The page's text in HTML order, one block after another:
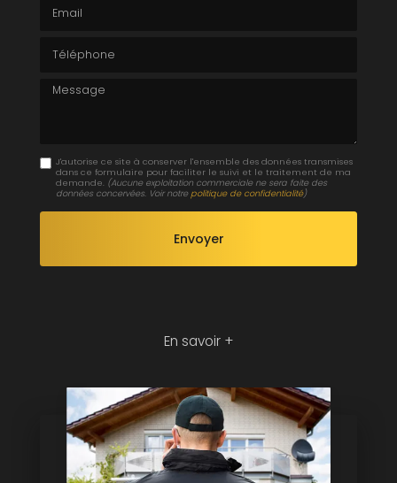
Téléphone
Message
J'autorise ce site à conserver l'ensemble des données transmises
dans ce formulaire pour faciliter le suivi et le traitement de ma
demande. (Aucune exploitation commerciale ne sera faite des
données concervées. Voir notre politique de confidentialité)
En savoir +